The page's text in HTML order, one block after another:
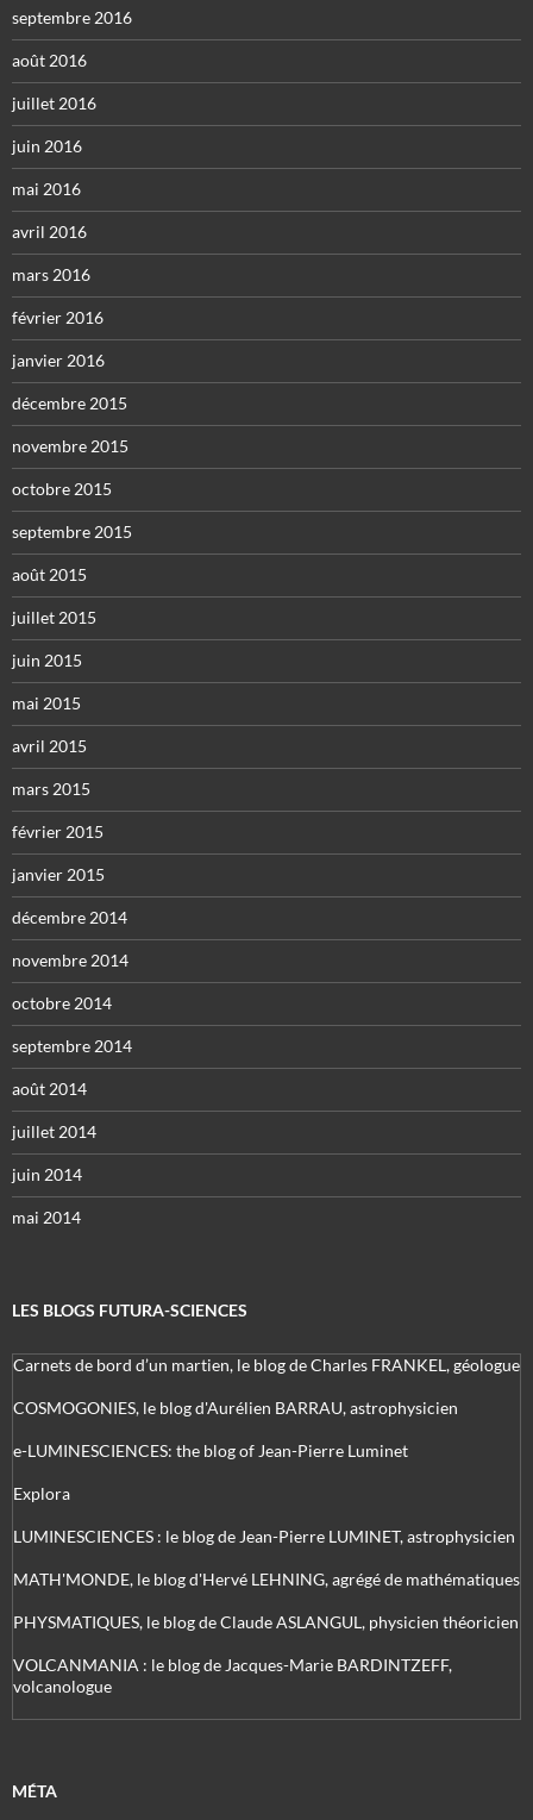
septembre 2016
août 2016
juillet 2016
juin 2016
mai 2016
avril 2016
mars 2016
février 2016
janvier 2016
décembre 2015
novembre 2015
octobre 2015
septembre 2015
août 2015
juillet 2015
juin 2015
mai 2015
avril 2015
mars 2015
février 2015
janvier 2015
décembre 2014
novembre 2014
octobre 2014
septembre 2014
août 2014
juillet 2014
juin 2014
mai 2014
LES BLOGS FUTURA-SCIENCES
Carnets de bord d’un martien, le blog de Charles FRANKEL, géologue
COSMOGONIES, le blog d'Aurélien BARRAU, astrophysicien
e-LUMINESCIENCES: the blog of Jean-Pierre Luminet
Explora
LUMINESCIENCES : le blog de Jean-Pierre LUMINET, astrophysicien
MATH'MONDE, le blog d'Hervé LEHNING, agrégé de mathématiques
PHYSMATIQUES, le blog de Claude ASLANGUL, physicien théoricien
VOLCANMANIA : le blog de Jacques-Marie BARDINTZEFF,
volcanologue
MÉTA